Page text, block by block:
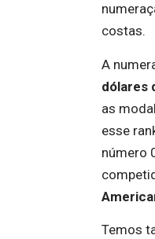
costas.
A
dólares
as
esse
número
Temos